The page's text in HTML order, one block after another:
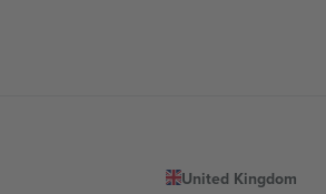
United Kingdom